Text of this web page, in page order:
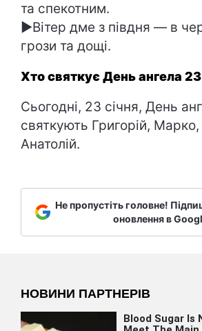
та спекотним.
►Вітер дме з півдня — в
грози та дощі.
Хто святкує День ангела 23
Сьогодні, 23 січня, День
святкують Григорій,
Анатолій.
Не пропустіть головне!
оновлення в